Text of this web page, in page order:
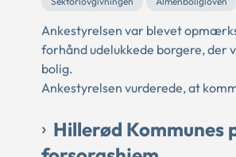
Ankestyrelsen var blevet
forhånd udelukkede borgere,
bolig.
Ankestyrelsen vurderede, at
Hillerød Kommunes